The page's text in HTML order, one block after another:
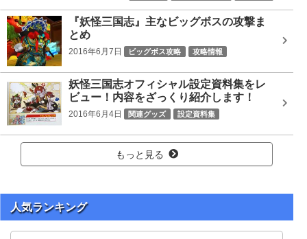
ツチノコパンダ劉禅 ビッグボス 日ノ神
『妖怪三国志』主なビッグボスの攻撃ま
とめ
2016年6月7日 ビッグボス攻略
攻略情報
ソルカ
ノルカ ノルカソルカ
ビッグボス
プリズンブレイカー曹彰
レッドJ劉備
大魔王シブ
日ノ神
赤鬼呂布 魔王コイ
妖怪三国志オフィシャル設定資料集をレ
ビュー！内容をざっくり紹介します！
2016年6月4日 関連グッズ 設定資料集
もっと見る
人気ランキング